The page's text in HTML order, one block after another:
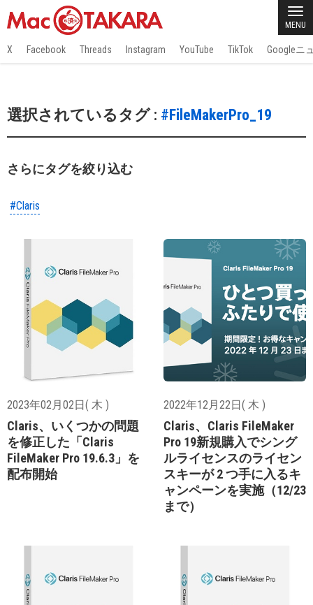
MENU
X Facebook Threads Instagram YouTube TikTok Googleニ
選択されているタグ : #FileMakerPro_19
さらにタグを絞り込む
#Claris
2023年02月02日( 木 )
Claris、いくつかの問題
を修正した「Claris
FileMaker Pro 19.6.3」を
配布開始
2022年12月22日( 木 )
Claris、Claris FileMaker
Pro 19新規購入でシング
ルライセンスのライセン
スキーが 2 つ手に入るキ
ャンペーンを実施（12/23
まで）